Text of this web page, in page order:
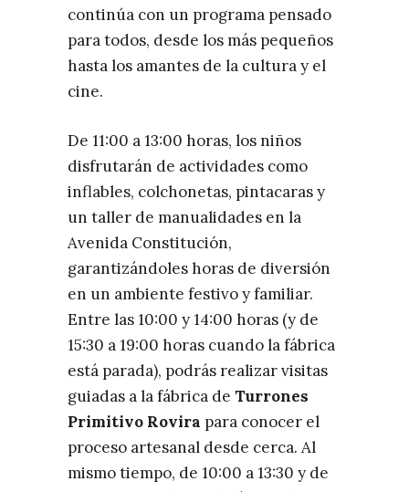
continúa con un programa pensado
para todos, desde los más pequeños
hasta los amantes de la cultura y el
cine.
De 11:00 a 13:00 horas, los niños
disfrutarán de actividades como
inflables, colchonetas, pintacaras y
un taller de manualidades en la
Avenida Constitución,
garantizándoles horas de diversión
en un ambiente festivo y familiar.
Entre las 10:00 y 14:00 horas (y de
15:30 a 19:00 horas cuando la fábrica
está parada), podrás realizar visitas
guiadas a la fábrica de Turrones
Primitivo Rovira para conocer el
proceso artesanal desde cerca. Al
mismo tiempo, de 10:00 a 13:30 y de